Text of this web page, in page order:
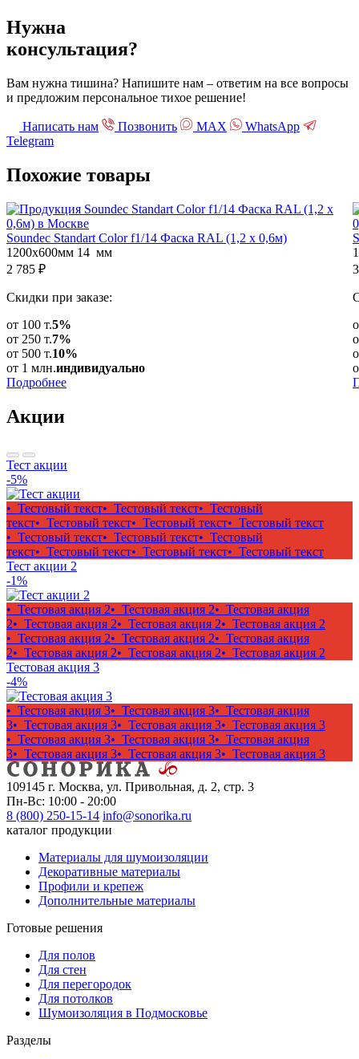
Нужна
консультация?
Вам нужна тишина? Напишите нам – ответим на все вопросы
и предложим персональное тихое решение!
Написать нам Позвонить МАХ
WhatsApp
Telegram
Похожие товары
Soundec Standart Color f1/14 Фаска RAL (1,2 x 0,6м)
1200х600мм 14 мм
2 785 ₽
Скидки при заказе:
от 100 т.5%
от 250 т.7%
от 500 т.10%
от 1 млн.индивидуально
Подробнее
Акции
Тест акции
-5%
• Тестовый текст• Тестовый текст• Тестовый
текст• Тестовый текст• Тестовый текст• Тестовый текст
• Тестовый текст• Тестовый текст• Тестовый
текст• Тестовый текст• Тестовый текст• Тестовый текст
Тест акции 2
-1%
• Тестовая акция 2• Тестовая акция 2• Тестовая акция
2• Тестовая акция 2• Тестовая акция 2• Тестовая акция 2
• Тестовая акция 2• Тестовая акция 2• Тестовая акция
2• Тестовая акция 2• Тестовая акция 2• Тестовая акция 2
Тестовая акция 3
-4%
• Тестовая акция 3• Тестовая акция 3• Тестовая акция
3• Тестовая акция 3• Тестовая акция 3• Тестовая акция 3
• Тестовая акция 3• Тестовая акция 3• Тестовая акция
3• Тестовая акция 3• Тестовая акция 3• Тестовая акция 3
109145 г. Москва, ул. Привольная, д. 2, стр. 3
Пн-Вс: 10:00 - 20:00
8 (800) 250-15-14 info@sonorika.ru
каталог продукции
Материалы для шумоизоляции
Декоративные материалы
Профили и крепеж
Дополнительные материалы
Готовые решения
Для полов
Для стен
Для перегородок
Для потолков
Шумоизоляция в Подмосковье
Разделы